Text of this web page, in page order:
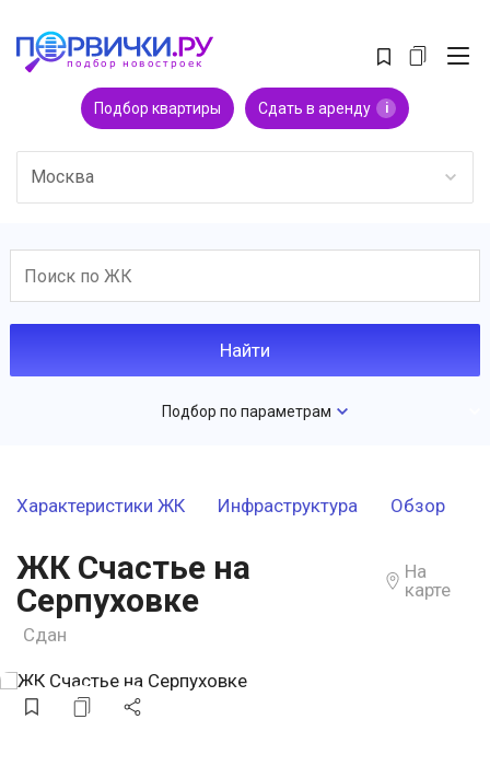
Подбор квартиры Сдать в аренду i
Москва
Подбор по параметрам
Характеристики ЖК Инфраструктура Обзор
ЖК Счастье на
Серпуховке
На
карте
Сдан